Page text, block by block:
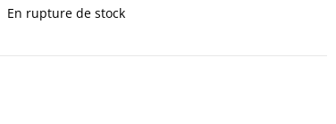
En rupture de stock